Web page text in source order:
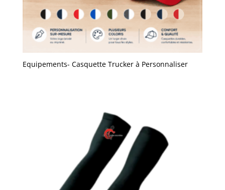
Equipements- Casquette Trucker à Personnaliser